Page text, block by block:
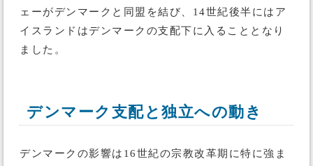
ェーがデンマークと同盟を結び、14世紀後半にはア
イスランドはデンマークの支配下に入ることとなり
ました。
デンマーク支配と独立への動き
デンマークの影響は16世紀の宗教改革期に特に強ま